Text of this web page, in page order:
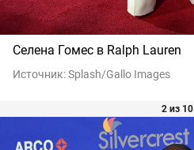
Селена Гомес в Ralph Lauren
Источник:Splash/Gallo Images
2 из 10